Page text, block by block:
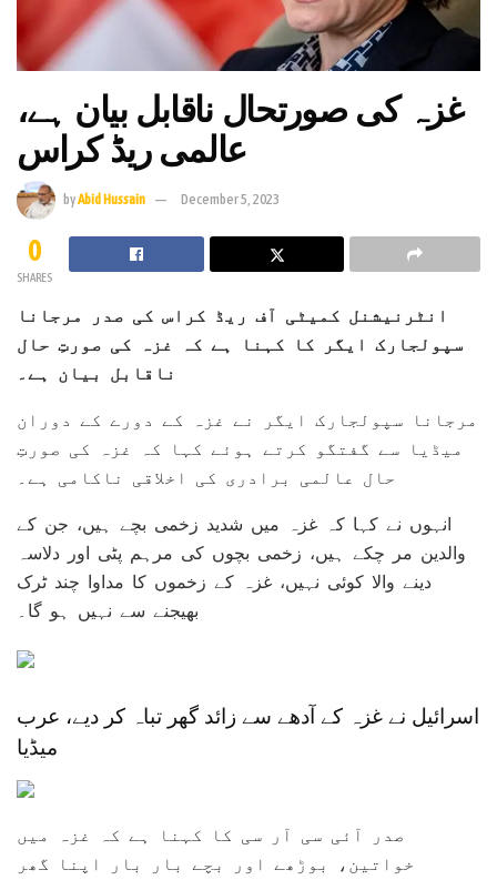
غزہ کی صورتحال ناقابل بیان ہے،
عالمی ریڈ کراس
byAbid Hussain December 5, 2023
0
SHARES
انٹرنیشنل کمیٹی آف ریڈ کراس کی صدر مرجانا
سپولجارک ایگر کا کہنا ہے کہ غزہ کی صورتِ حال
ناقابل بیان ہے۔
مرجانا سپولجارک ایگر نے غزہ کے دورے کے دوران
میڈیا سے گفتگو کرتے ہوئے کہا کہ غزہ کی صورتِ
حال عالمی برادری کی اخلاقی ناکامی ہے۔
انہوں نے کہا کہ غزہ میں شدید زخمی بچے ہیں، جن کے
والدین مر چکے ہیں، زخمی بچوں کی مرہم پٹی اور دلاسہ
دینے والا کوئی نہیں، غزہ کے زخموں کا مداوا چند ٹرک
بھیجنے سے نہیں ہو گا۔
اسرائیل نے غزہ کے آدھے سے زائد گھر تباہ کر دیے، عرب
میڈیا
صدر آئی سی آر سی کا کہنا ہے کہ غزہ میں
خواتین، بوڑھے اور بچے بار بار اپنا گھر